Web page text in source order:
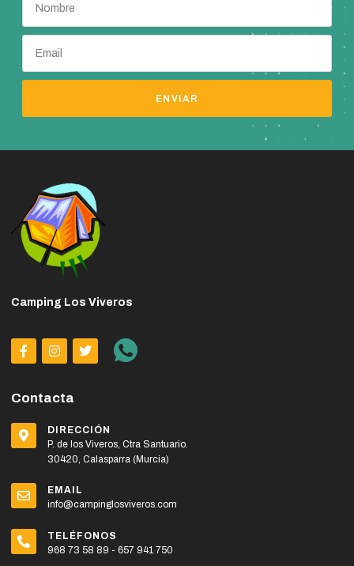
ENVIAR
Camping Los Viveros
Contacta
DIRECCIÓN
P. de los Viveros, Ctra Santuario.
30420, Calasparra (Murcia)
EMAIL
info@campinglosviveros.com
TELÉFONOS
968 73 58 89 - 657 941 750